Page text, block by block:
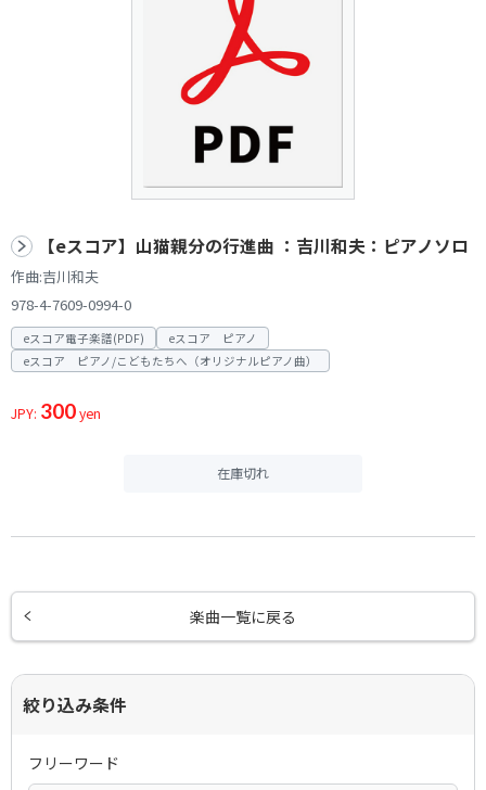
【eスコア】山猫親分の行進曲 ：吉川和夫：ピアノソロ
作曲:吉川和夫
978-4-7609-0994-0
eスコア電子楽譜(PDF)
eスコア ピアノ
eスコア ピアノ/こどもたちへ（オリジナルピアノ曲）
JPY: 300yen
在庫切れ
楽曲一覧に戻る
絞り込み条件
フリーワード